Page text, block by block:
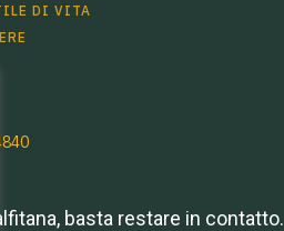
DI VITA
basta restare in contatto.